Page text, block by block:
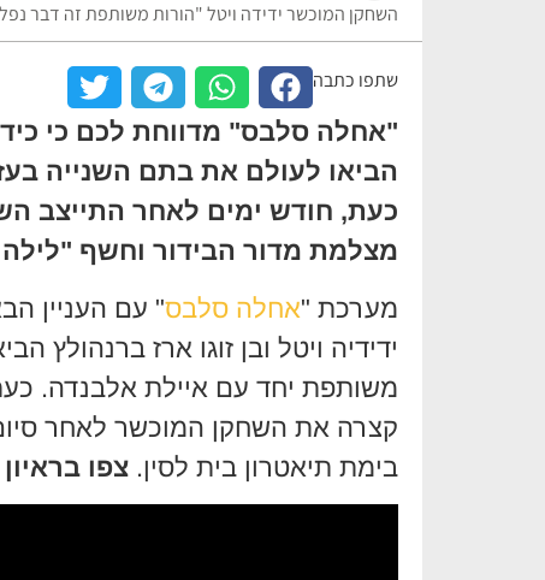
השחקן המוכשר ידידה ויטל "הורות משותפת זה דבר
שתפו כתבה
"אחלה סלבס" מדווחת לכם כי
הביאו לעולם את בתם השנייה
כעת, חודש ימים לאחר התייצב
מצלמת מדור הבידור וחשף "לילה
מערכת "אחלה סלבס" עם העניין
ידידיה ויטל ובן זוגו ארז
משותפת יחד עם איילת אלבנדה.
קצרה את השחקן המוכשר לאחר
בימת תיאטרון בית לסין. צפו